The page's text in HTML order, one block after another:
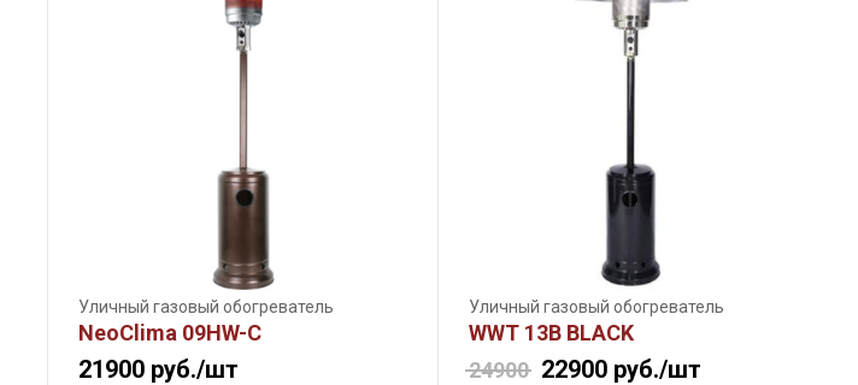
Уличный газовый обогреватель
NeoClima 09HW-С
21900 руб./шт
Уличный газовый обогреватель
WWT 13B BLACK
24900 22900 руб./шт